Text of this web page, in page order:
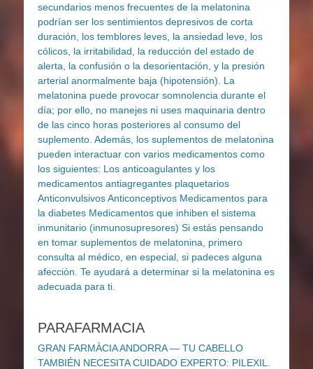
PARAFARMACIA
GRAN FARMÀCIA ANDORRA — TU CABELLO
TAMBIÉN NECESITA CUIDADO EXPERTO: PILEXIL.